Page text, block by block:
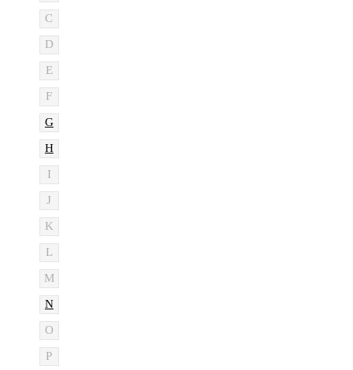
C
D
E
F
G
H
I
J
K
L
M
N
O
P